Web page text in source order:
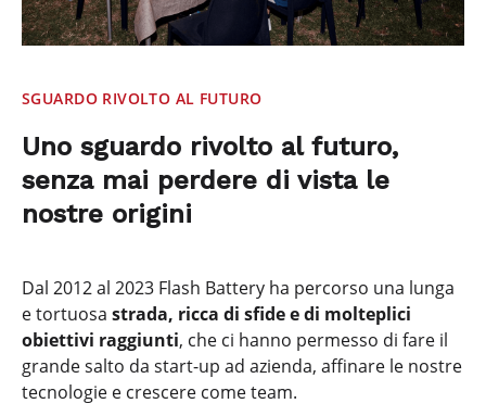
SGUARDO RIVOLTO AL FUTURO
Uno sguardo rivolto al futuro,
senza mai perdere di vista le
nostre origini
Dal 2012 al 2023 Flash Battery ha percorso una lunga
e tortuosa strada, ricca di sfide e di molteplici
obiettivi raggiunti, che ci hanno permesso di fare il
grande salto da start-up ad azienda, affinare le nostre
tecnologie e crescere come team.